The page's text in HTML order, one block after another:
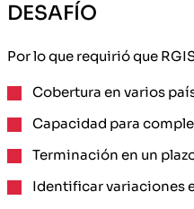
DESAFÍO
Por lo que requirió que
Cobertura en varios
Capacidad para
Terminación en un
Identificar variaciones